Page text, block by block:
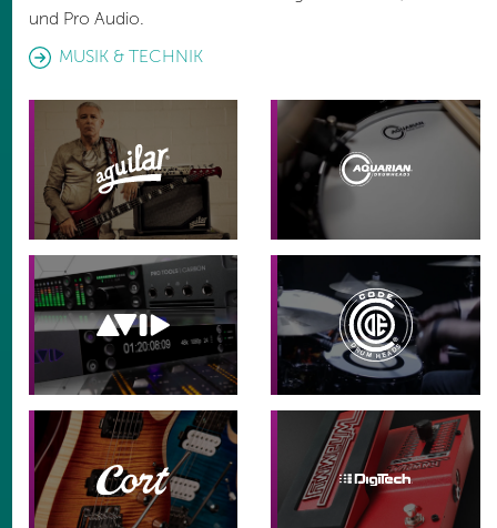
und Pro Audio.
MUSIK & TECHNIK